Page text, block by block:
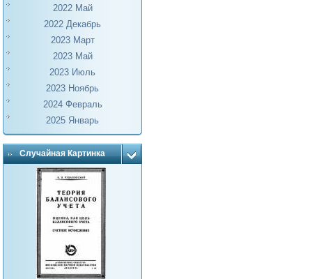
2022 Май
2022 Декабрь
2023 Март
2023 Май
2023 Июль
2023 Ноябрь
2024 Февраль
2025 Январь
Случайная Картинка